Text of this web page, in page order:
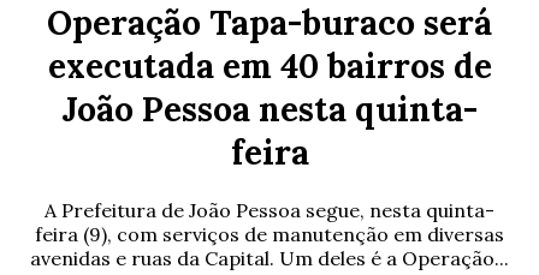
Operação Tapa-buraco será
executada em 40 bairros de
João Pessoa nesta quinta-
feira
A Prefeitura de João Pessoa segue, nesta quinta-
feira (9), com serviços de manutenção em diversas
avenidas e ruas da Capital. Um deles é a Operação...